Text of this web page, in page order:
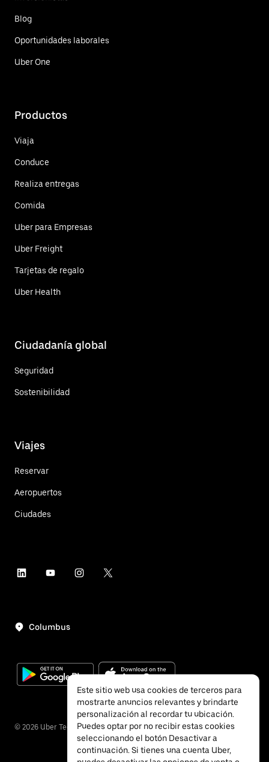
Blog
Oportunidades laborales
Uber One
Productos
Viaja
Conduce
Realiza entregas
Comida
Uber para Empresas
Uber Freight
Tarjetas de regalo
Uber Health
Ciudadanía global
Seguridad
Sostenibilidad
Viajes
Reservar
Aeropuertos
Ciudades
Columbus
© 2026 Uber Technologies, Inc.
Este sitio web usa cookies de terceros para
mostrarte anuncios relevantes y brindarte
personalización al recordar tu ubicación.
Puedes optar por no recibir estas cookies
seleccionando el botón Desactivar a
continuación. Si tienes una cuenta Uber,